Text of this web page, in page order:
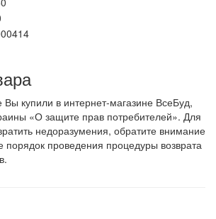
купили в интернет-магазине ВсеБуд,
«О защите прав потребителей». Для
недоразумения, обратите внимание
порядок проведения процедуры возврата